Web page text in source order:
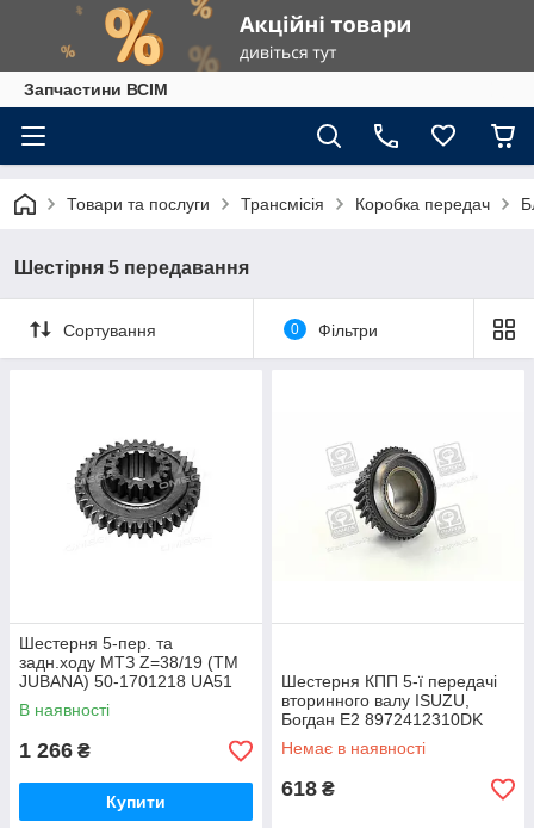
Запчастини ВСІМ
Товари та послуги Трансмісія Коробка передач
Шестірня 5 передавання
Сортування 0 Фільтри
Шестерня 5-пер. та
задн.ходу МТЗ Z=38/19 (ТМ
JUBANA) 50-1701218 UA51
В наявності
1 266 ₴
Купити
Шестерня КПП 5-ї передачі
вторинного валу ISUZU,
Богдан Е2 8972412310DK
UA51
Немає в наявності
618 ₴